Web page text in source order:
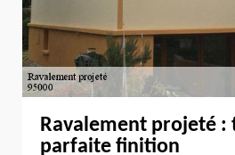
Ravalement projeté
parfaite finition